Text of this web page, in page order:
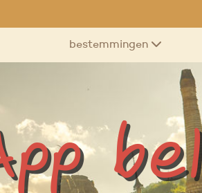
bestemmingen